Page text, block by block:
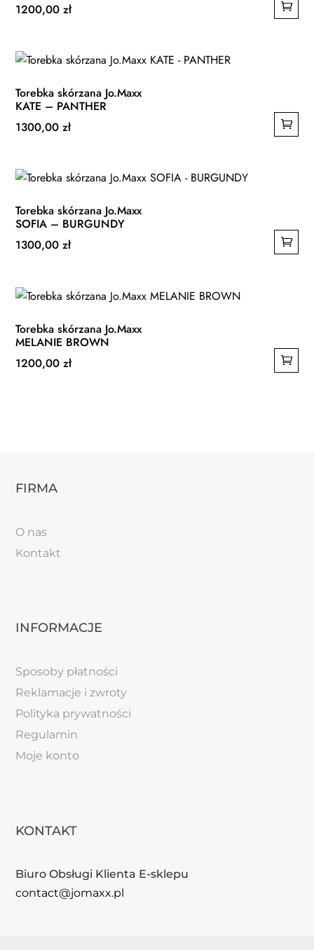
1200,00zł
Torebka skórzana Jo.Maxx
KATE – PANTHER
1300,00zł
Torebka skórzana Jo.Maxx
SOFIA – BURGUNDY
1300,00zł
Torebka skórzana Jo.Maxx
MELANIE BROWN
1200,00zł
FIRMA
O nas
Kontakt
INFORMACJE
Sposoby płatności
Reklamacje i zwroty
Polityka prywatności
Regulamin
Moje konto
KONTAKT
Biuro Obsługi Klienta E-sklepu
contact@jomaxx.pl